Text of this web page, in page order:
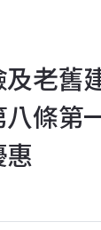
老舊
條第